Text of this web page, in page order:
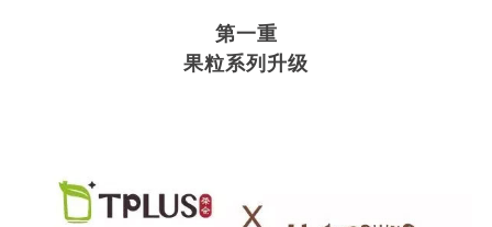
第一重
果粒系列升级